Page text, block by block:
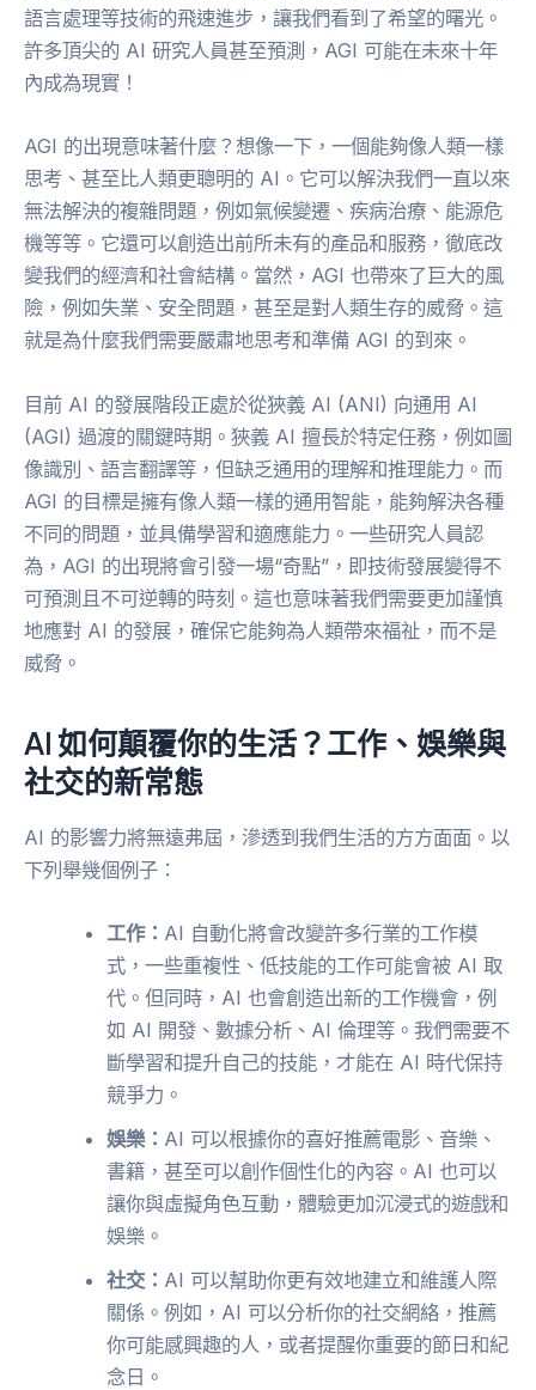
語言處理等技術的飛速進步，讓我們看到了希望的曙光。
許多頂尖的 AI 研究人員甚至預測，AGI 可能在未來十年
內成為現實！
AGI 的出現意味著什麼？想像一下，一個能夠像人類一樣
思考、甚至比人類更聰明的 AI。它可以解決我們一直以來
無法解決的複雜問題，例如氣候變遷、疾病治療、能源危
機等等。它還可以創造出前所未有的產品和服務，徹底改
變我們的經濟和社會結構。當然，AGI 也帶來了巨大的風
險，例如失業、安全問題，甚至是對人類生存的威脅。這
就是為什麼我們需要嚴肅地思考和準備 AGI 的到來。
目前 AI 的發展階段正處於從狹義 AI (ANI) 向通用 AI
(AGI) 過渡的關鍵時期。狹義 AI 擅長於特定任務，例如圖
像識別、語言翻譯等，但缺乏通用的理解和推理能力。而
AGI 的目標是擁有像人類一樣的通用智能，能夠解決各種
不同的問題，並具備學習和適應能力。一些研究人員認
為，AGI 的出現將會引發一場“奇點”，即技術發展變得不
可預測且不可逆轉的時刻。這也意味著我們需要更加謹慎
地應對 AI 的發展，確保它能夠為人類帶來福祉，而不是
威脅。
AI 如何顛覆你的生活？工作、娛樂與
社交的新常態
AI 的影響力將無遠弗屆，滲透到我們生活的方方面面。以
下列舉幾個例子：
工作： AI 自動化將會改變許多行業的工作模
式，一些重複性、低技能的工作可能會被 AI 取
代。但同時，AI 也會創造出新的工作機會，例
如 AI 開發、數據分析、AI 倫理等。我們需要不
斷學習和提升自己的技能，才能在 AI 時代保持
競爭力。
娛樂： AI 可以根據你的喜好推薦電影、音樂、
書籍，甚至可以創作個性化的內容。AI 也可以
讓你與虛擬角色互動，體驗更加沉浸式的遊戲和
娛樂。
社交： AI 可以幫助你更有效地建立和維護人際
關係。例如，AI 可以分析你的社交網絡，推薦
你可能感興趣的人，或者提醒你重要的節日和紀
念日。